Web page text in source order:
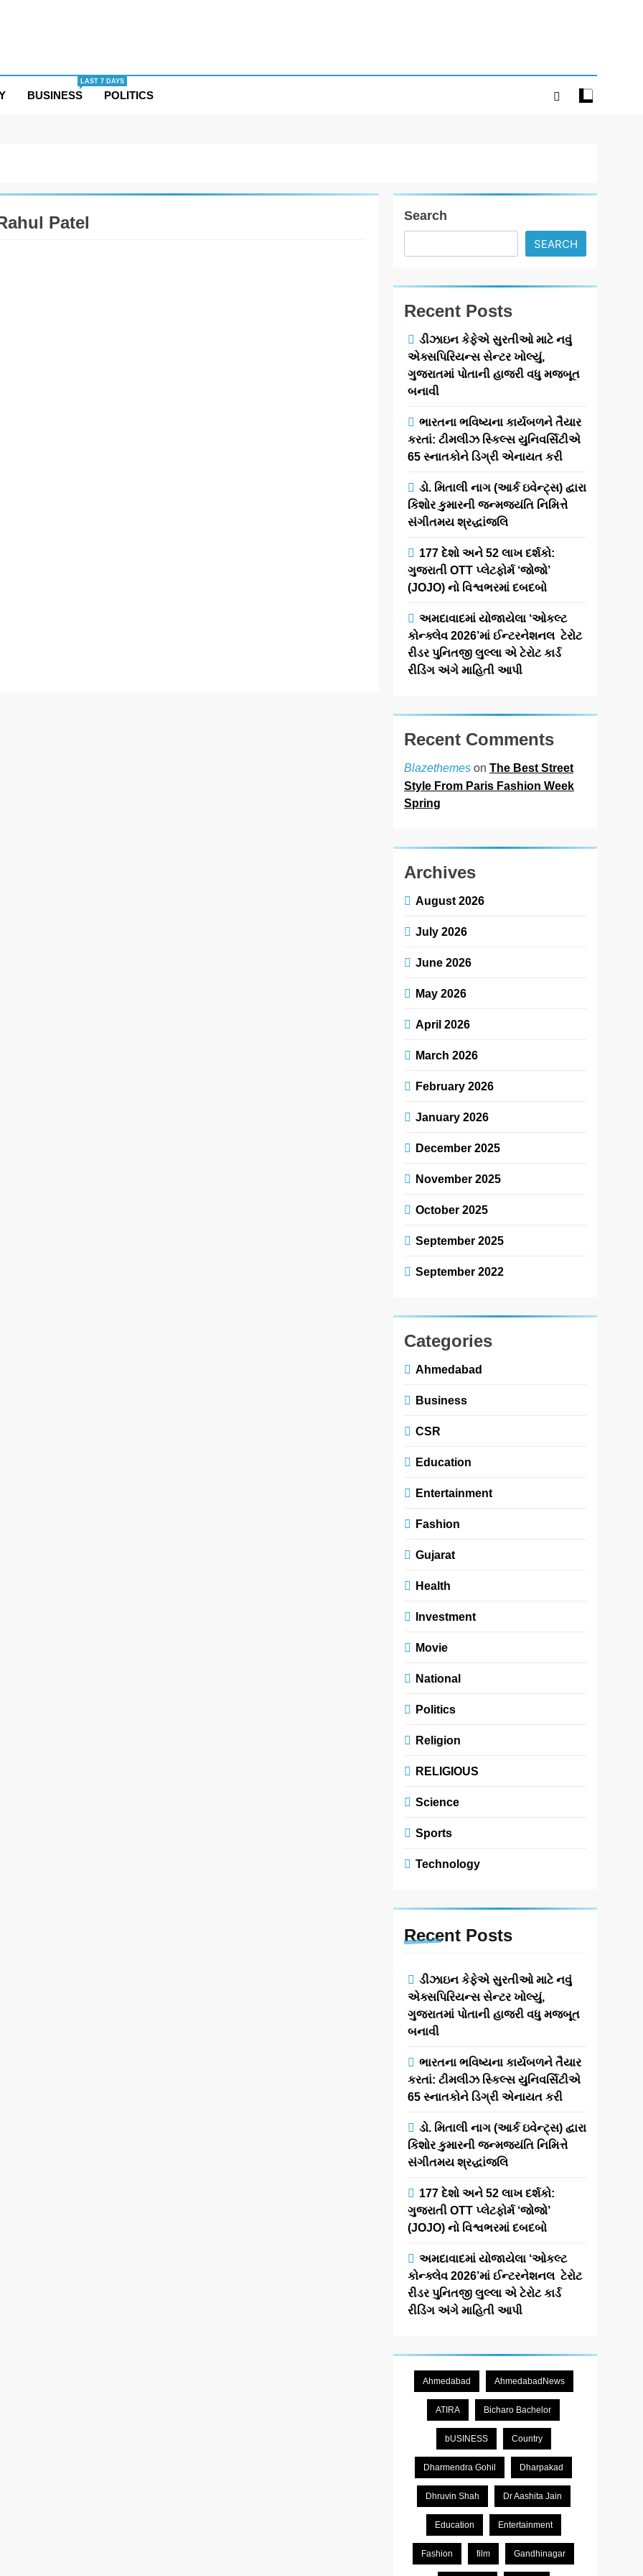
BUSINESS
LAST 7 DAYS
POLITICS
Patel
પોતાની રજત જયંતિ
ઉજવવા જઈ રહ્યું છે
પ્રધાનમંત્રી શ્રી
નરેન્દ્ર મોદીજી કરશે
બી.એસ.એન.એલ.ના
લોકાર્પણ ઓડિશાના
ઝારસુગુડાથી કરશે
months ago
0 1 mins
રાષ્ટ્રીય સંદેશાવ્યવહાર
માળખાને મોટા પાયે
પ્રોત્સાહન આપવા માટે,
પ્રધાનમંત્રી સ્વદેશી
ટેકનોલોજી સાથે લગભગ
બનેલા ૯૭,૫૦૦ થી…
Read More
Search
SEARCH
Recent Posts
ડીઝાઇન કેફેએ સુરતીઓ માટે નવું
એક્સપિરિયન્સ સેન્ટર ખોલ્યું,
ગુજરાતમાં પોતાની હાજરી વધુ મજબૂત
બનાવી
ભારતના ભવિષ્યના કાર્યબળને તૈયાર
કરતાં: ટીમલીઝ સ્કિલ્સ યુનિવર્સિટીએ
65 સ્નાતકોને ડિગ્રી એનાયત કરી
ડો. મિતાલી નાગ (આર્ક ઇવેન્ટ્સ) દ્વારા
કિશોર કુમારની જન્મજયંતિ નિમિત્તે
સંગીતમય શ્રદ્ધાંજલિ
177 દેશો અને 52 લાખ દર્શકો:
ગુજરાતી OTT પ્લેટફોર્મ ‘જોજો’
(JOJO) નો વિશ્વભરમાં દબદબો
અમદાવાદમાં યોજાયેલા ‘ઓકલ્ટ
કોન્ક્લેવ 2026’માં ઈન્ટરનેશનલ ટેરોટ
રીડર પુનિતજી લુલ્લા એ ટેરોટ કાર્ડ
રીડિંગ અંગે માહિતી આપી
Recent Comments
Blazethemes on The Best Street
Style From Paris Fashion Week
Spring
Archives
August 2026
July 2026
June 2026
May 2026
April 2026
March 2026
February 2026
January 2026
December 2025
November 2025
October 2025
September 2025
September 2022
Categories
Ahmedabad
Business
CSR
Education
Entertainment
Fashion
Gujarat
Health
Investment
Movie
National
Politics
Religion
RELIGIOUS
Science
Sports
Technology
Recent Posts
ડીઝાઇન કેફેએ સુરતીઓ માટે નવું
એક્સપિરિયન્સ સેન્ટર ખોલ્યું,
ગુજરાતમાં પોતાની હાજરી વધુ મજબૂત
બનાવી
ભારતના ભવિષ્યના કાર્યબળને તૈયાર
કરતાં: ટીમલીઝ સ્કિલ્સ યુનિવર્સિટીએ
65 સ્નાતકોને ડિગ્રી એનાયત કરી
ડો. મિતાલી નાગ (આર્ક ઇવેન્ટ્સ) દ્વારા
કિશોર કુમારની જન્મજયંતિ નિમિત્તે
સંગીતમય શ્રદ્ધાંજલિ
177 દેશો અને 52 લાખ દર્શકો:
ગુજરાતી OTT પ્લેટફોર્મ ‘જોજો’
(JOJO) નો વિશ્વભરમાં દબદબો
અમદાવાદમાં યોજાયેલા ‘ઓકલ્ટ
કોન્ક્લેવ 2026’માં ઈન્ટરનેશનલ ટેરોટ
રીડર પુનિતજી લુલ્લા એ ટેરોટ કાર્ડ
રીડિંગ અંગે માહિતી આપી
Ahmedabad AhmedabadNews
ATIRA Bicharo Bachelor
bUSINESS Country
Dharmendra Gohil Dharpakad
Dhruvin Shah Dr Aashita Jain
Education Entertainment
Fashion film Gandhinagar